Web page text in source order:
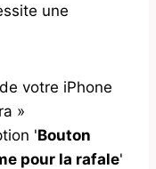
une
votre iPhone
»
'Bouton
pour la rafale'